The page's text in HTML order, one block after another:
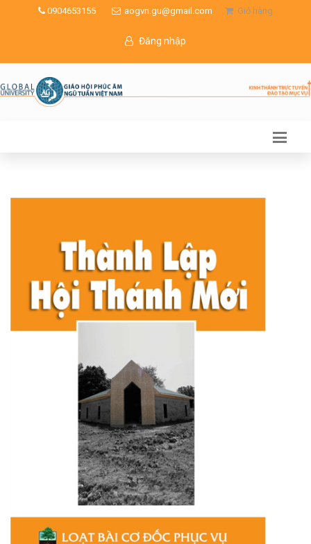
0904653155 aogvn.gu@gmail.com Giỏ hàng
Đăng nhập